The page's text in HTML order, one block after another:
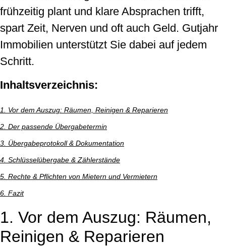
frühzeitig plant und klare Absprachen trifft,
spart Zeit, Nerven und oft auch Geld. Gutjahr
Immobilien unterstützt Sie dabei auf jedem
Schritt.
Inhaltsverzeichnis:
1. Vor dem Auszug: Räumen, Reinigen & Reparieren
2. Der passende Übergabetermin
3. Übergabeprotokoll & Dokumentation
4. Schlüsselübergabe & Zählerstände
5. Rechte & Pflichten von Mietern und Vermietern
6. Fazit
1. Vor dem Auszug: Räumen,
Reinigen & Reparieren